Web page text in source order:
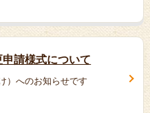
請様式について
）へのお知らせです